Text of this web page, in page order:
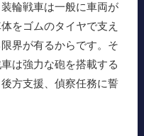
輪戦車は一般に車両が
をゴムのタイヤで支え
界が有るからです。そ
は強力な砲を搭載する
方支援、偵察任務に誓